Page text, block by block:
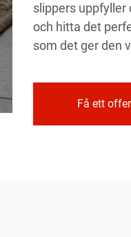
slippers uppfyller
och hitta det
som det ger den
Få ett